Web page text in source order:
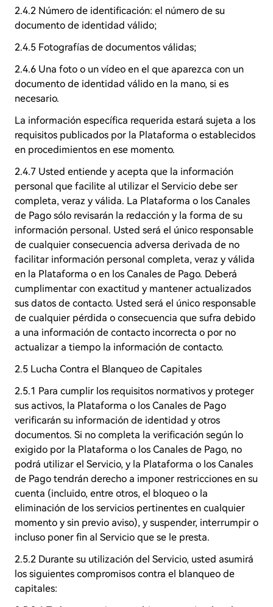
2.4.2 Número de identificación: el número de su
documento de identidad válido;
2.4.5 Fotografías de documentos válidas;
2.4.6 Una foto o un vídeo en el que aparezca con un
documento de identidad válido en la mano, si es
necesario.
La información específica requerida estará sujeta a los
requisitos publicados por la Plataforma o establecidos
en procedimientos en ese momento.
2.4.7 Usted entiende y acepta que la información
personal que facilite al utilizar el Servicio debe ser
completa, veraz y válida. La Plataforma o los Canales
de Pago sólo revisarán la redacción y la forma de su
información personal. Usted será el único responsable
de cualquier consecuencia adversa derivada de no
facilitar información personal completa, veraz y válida
en la Plataforma o en los Canales de Pago. Deberá
cumplimentar con exactitud y mantener actualizados
sus datos de contacto. Usted será el único responsable
de cualquier pérdida o consecuencia que sufra debido
a una información de contacto incorrecta o por no
actualizar a tiempo la información de contacto.
2.5 Lucha Contra el Blanqueo de Capitales
2.5.1 Para cumplir los requisitos normativos y proteger
sus activos, la Plataforma o los Canales de Pago
verificarán su información de identidad y otros
documentos. Si no completa la verificación según lo
exigido por la Plataforma o los Canales de Pago, no
podrá utilizar el Servicio, y la Plataforma o los Canales
de Pago tendrán derecho a imponer restricciones en su
cuenta (incluido, entre otros, el bloqueo o la
eliminación de los servicios pertinentes en cualquier
momento y sin previo aviso), y suspender, interrumpir o
incluso poner fin al Servicio que se le presta.
2.5.2 Durante su utilización del Servicio, usted asumirá
los siguientes compromisos contra el blanqueo de
capitales: